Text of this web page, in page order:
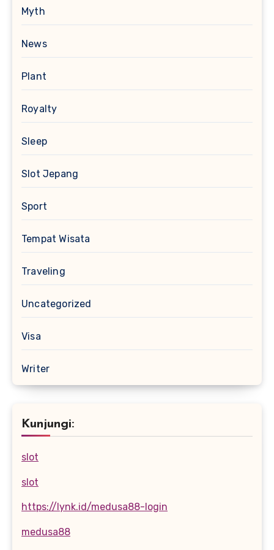
Myth
News
Plant
Royalty
Sleep
Slot Jepang
Sport
Tempat Wisata
Traveling
Uncategorized
Visa
Writer
Kunjungi:
slot
slot
https://lynk.id/medusa88-login
medusa88